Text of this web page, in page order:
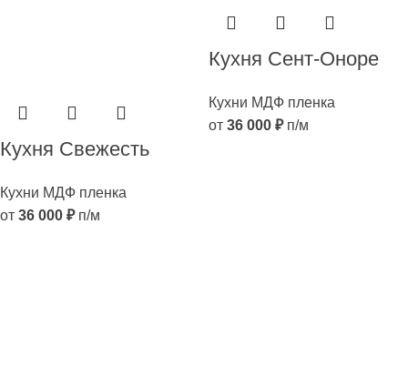
Кухня Свежесть
Кухни МДФ пленка
от 36 000 ₽п/м
Кухня Сент-Оноре
Кухни МДФ пленка
от 36 000 ₽п/м